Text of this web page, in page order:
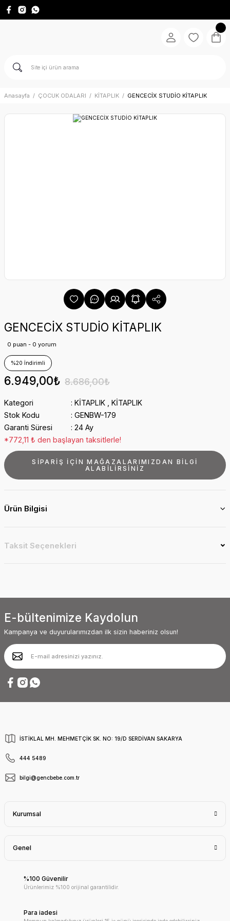
Anasayfa ÇOCUK ODALARI KİTAPLIK GENCECİX STUDİO KİTAPLIK
GENCECİX STUDİO KİTAPLIK
0 puan - 0 yorum
%20 İndirimli
6.949,00₺ 8.686,00₺
Kategori KİTAPLIK
KİTAPLIK
Stok Kodu
GENBW-179
Garanti Süresi
24 Ay
*772,11 ₺ den başlayan taksitlerle!
SİPARİŞ İÇİN MAĞAZALARIMIZDAN BİLGİ
ALABİLİRSİNİZ
Ürün Bilgisi
Taksit Seçenekleri
E-bültenimize Kaydolun
Kampanya ve duyurularımızdan ilk sizin haberiniz olsun!
İSTİKLAL MH. MEHMETÇİK SK. NO: 19/D SERDİVAN SAKARYA
444 5489
bilgi@gencbebe.com.tr
Kurumsal
Genel
%100 Güvenilir
Ürünlerimiz %100 orijinal garantilidir.
Para iadesi